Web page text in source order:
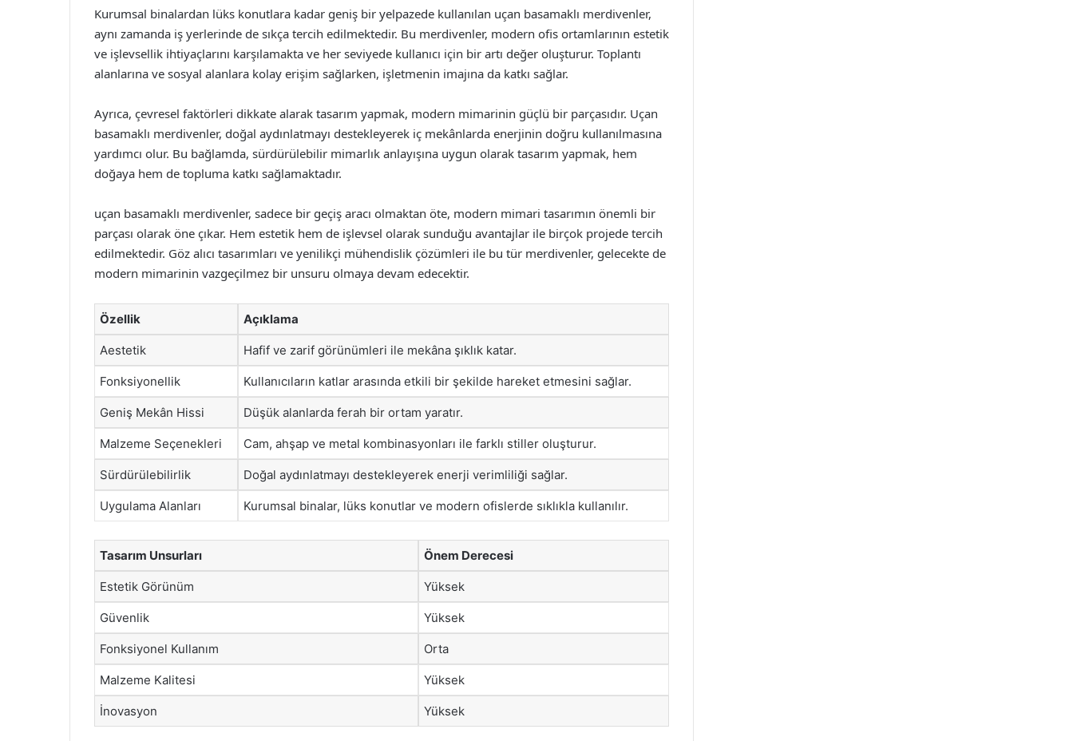
Kurumsal binalardan lüks konutlara kadar geniş bir yelpazede kullanılan uçan basamaklı merdivenler,
aynı zamanda iş yerlerinde de sıkça tercih edilmektedir. Bu merdivenler, modern ofis ortamlarının estetik
ve işlevsellik ihtiyaçlarını karşılamakta ve her seviyede kullanıcı için bir artı değer oluşturur. Toplantı
alanlarına ve sosyal alanlara kolay erişim sağlarken, işletmenin imajına da katkı sağlar.
Ayrıca, çevresel faktörleri dikkate alarak tasarım yapmak, modern mimarinin güçlü bir parçasıdır. Uçan
basamaklı merdivenler, doğal aydınlatmayı destekleyerek iç mekânlarda enerjinin doğru kullanılmasına
yardımcı olur. Bu bağlamda, sürdürülebilir mimarlık anlayışına uygun olarak tasarım yapmak, hem
doğaya hem de topluma katkı sağlamaktadır.
uçan basamaklı merdivenler, sadece bir geçiş aracı olmaktan öte, modern mimari tasarımın önemli bir
parçası olarak öne çıkar. Hem estetik hem de işlevsel olarak sunduğu avantajlar ile birçok projede tercih
edilmektedir. Göz alıcı tasarımları ve yenilikçi mühendislik çözümleri ile bu tür merdivenler, gelecekte de
modern mimarinin vazgeçilmez bir unsuru olmaya devam edecektir.
Özellik Açıklama
Aestetik Hafif ve zarif görünümleri ile mekâna şıklık katar.
Fonksiyonellik Kullanıcıların katlar arasında etkili bir şekilde hareket etmesini sağlar.
Geniş Mekân Hissi Düşük alanlarda ferah bir ortam yaratır.
Malzeme Seçenekleri Cam, ahşap ve metal kombinasyonları ile farklı stiller oluşturur.
Sürdürülebilirlik Doğal aydınlatmayı destekleyerek enerji verimliliği sağlar.
Uygulama Alanları Kurumsal binalar, lüks konutlar ve modern ofislerde sıklıkla kullanılır.
Tasarım Unsurları Önem Derecesi
Estetik Görünüm Yüksek
Güvenlik Yüksek
Fonksiyonel Kullanım Orta
Malzeme Kalitesi Yüksek
İnovasyon Yüksek